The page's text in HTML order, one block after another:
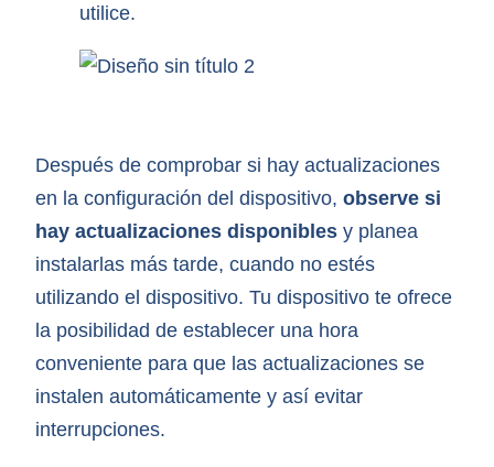
utilice.
Después de comprobar si hay actualizaciones
en la configuración del dispositivo, observe si
hay actualizaciones disponibles y planea
instalarlas más tarde, cuando no estés
utilizando el dispositivo. Tu dispositivo te ofrece
la posibilidad de establecer una hora
conveniente para que las actualizaciones se
instalen automáticamente y así evitar
interrupciones.